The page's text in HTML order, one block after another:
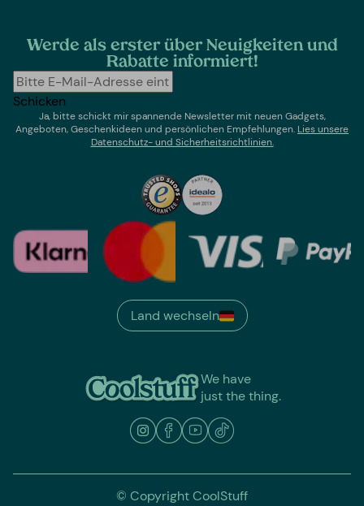
Werde als erster über Neuigkeiten und
Rabatte informiert!
Schicken
Ja, bitte schickt mir spannende Newsletter mit neuen Gadgets,
Angeboten, Geschenkideen und persönlichen Empfehlungen. Lies unsere
Datenschutz- und Sicherheitsrichtlinien.
We have
just the thing.
Land wechseln
© Copyright CoolStuff